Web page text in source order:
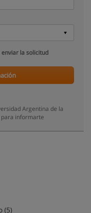
enviar la solicitud
Argentina de la
para informarte
(5)